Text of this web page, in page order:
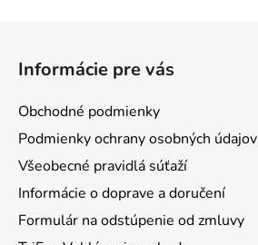
Informácie pre vás
Obchodné podmienky
Podmienky ochrany osobných údajov
Všeobecné pravidlá súťaží
Informácie o doprave a doručení
Formulár na odstúpenie od zmluvy